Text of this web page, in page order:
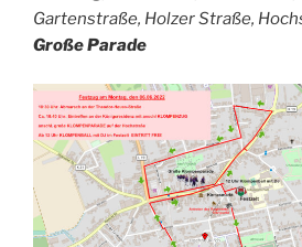
Gartenstraße, Holzer Straße,
Große Parade